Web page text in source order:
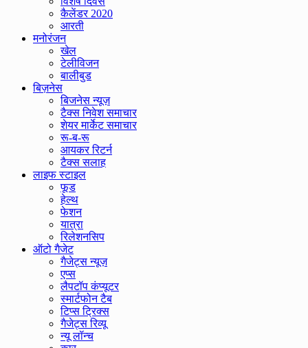
कैलेंडर 2020
आरती
मनोरंजन
खेल
टेलीविजन
बालीबुड
बिज़नेस
बिजनेस न्यूज़
टैक्स निवेश समाचार
शेयर मार्केट समाचार
रू-ब-रू
आयकर रिटर्न
टैक्स सलाह
लाइफ स्टाइल
फूड
हेल्थ
फेशन
यात्रा
रिलेशनसिप
ऑटो गैजेट
गैजेट्स न्यूज़
एप्स
लैपटॉप कंप्यूटर
स्मार्टफोन टैब
टिप्स ट्रिक्स
गैजेट्स रिव्यू
न्यू लॉन्च